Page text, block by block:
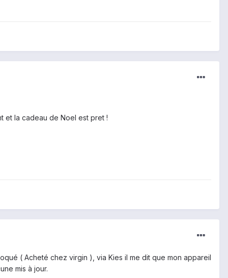
et la cadeau de Noel est pret !
( Acheté chez virgin ), via Kies il me dit que mon appareil
mis à jour.